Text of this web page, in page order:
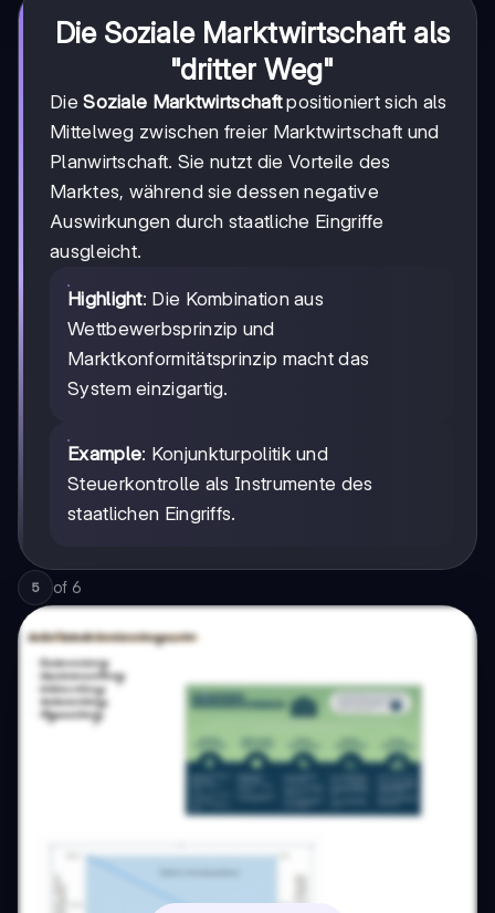
Die Soziale Marktwirtschaft als
"dritter Weg"
DieSoziale Marktwirtschaftpositioniert sich als
Mittelweg zwischen freier Marktwirtschaft und
Planwirtschaft. Sie nutzt die Vorteile des
Marktes, während sie dessen negative
Auswirkungen durch staatliche Eingriffe
ausgleicht.
Highlight: Die Kombination aus
Wettbewerbsprinzip und
Marktkonformitätsprinzip macht das
System einzigartig.
Example: Konjunkturpolitik und
Steuerkontrolle als Instrumente des
staatlichen Eingriffs.
5 of 6